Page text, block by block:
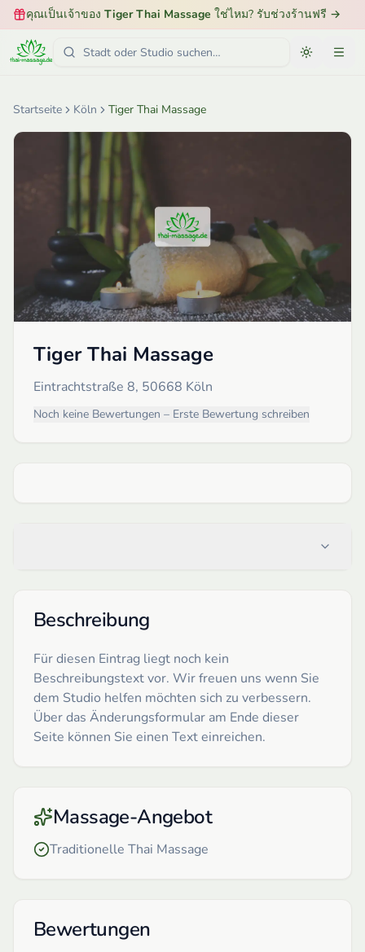
คุณเป็นเจ้าของ Tiger Thai Massage ใช่ไหม? รับช่วงร้านฟรี →
Startseite Köln Tiger Thai Massage
Tiger Thai Massage
Eintrachtstraße 8, 50668 Köln
Noch keine Bewertungen – Erste Bewertung schreiben
Beschreibung
Für diesen Eintrag liegt noch kein
Beschreibungstext vor. Wir freuen uns wenn Sie
dem Studio helfen möchten sich zu verbessern.
Über das Änderungsformular am Ende dieser
Seite können Sie einen Text einreichen.
Massage-Angebot
Traditionelle Thai Massage
Bewertungen